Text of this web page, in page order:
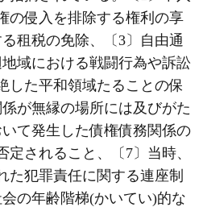
の侵入を排除する権利の享
租税の免除、〔3〕自由通
域における戦闘行為や訴訟
した平和領域たることの保
が無縁の場所には及びがた
て発生した債権債務関係の
されること、〔7〕当時、
た犯罪責任に関する連座制
の年齢階梯(かいてい)的な